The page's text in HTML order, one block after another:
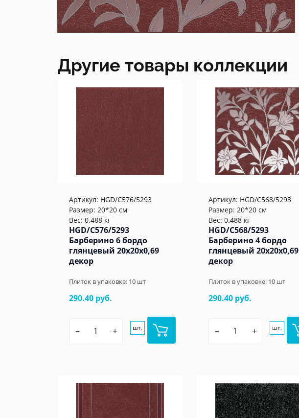
Другие товары коллекции
Артикул: HGD/C576/5293
Размер: 20*20 см
Вес: 0.488 кг
HGD/C576/5293
Барберино 6 бордо
глянцевый 20x20x0,69
декор
Плиток в упаковке: 10 шт
290.40 руб.
– + шт.
Артикул: HGD/C568/5293
Размер: 20*20 см
Вес: 0.488 кг
HGD/C568/5293
Барберино 4 бордо
глянцевый 20x20x0,69
декор
Плиток в упаковке: 10 шт
290.40 руб.
– + шт.